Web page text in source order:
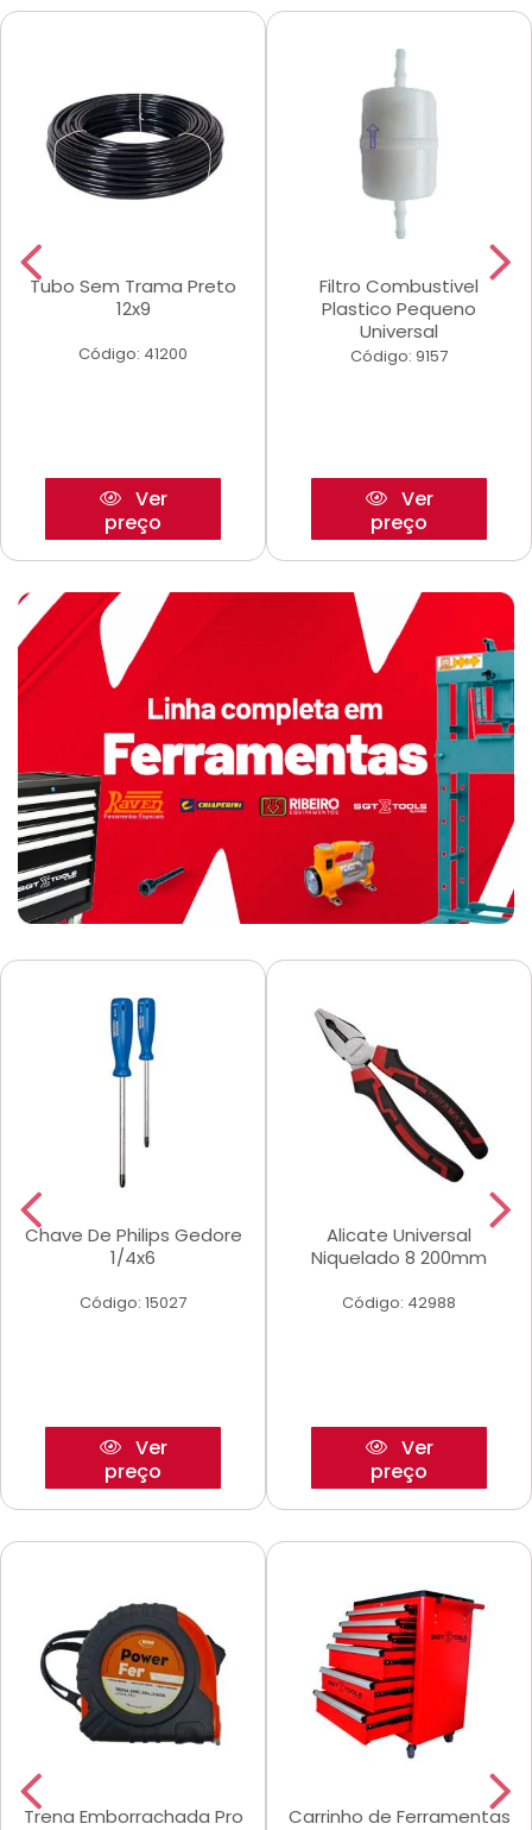
Tubo Sem Trama Preto
12x9
Código: 41200
Ver
preço
Filtro Combustivel
Plastico Pequeno
Universal
Código: 9157
Ver
preço
Chave De Philips Gedore
1/4x6
Código: 15027
Ver
preço
Alicate Universal
Niquelado 8 200mm
Código: 42988
Ver
preço
Trena Emborrachada Pro
Carrinho de Ferramentas